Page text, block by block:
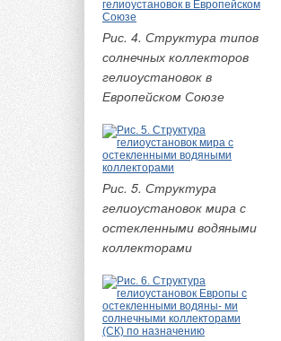
Рис. 4. Структура типов
солнечных коллекторов
гелиоустановок в
Европейском Союзе
Рис. 5. Структура
гелиоустановок мира с
остекленными водяными
коллекторами